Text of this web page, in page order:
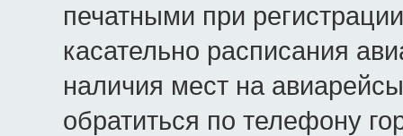
печатными при
касательно расписания
наличия мест на
обратиться по телефону